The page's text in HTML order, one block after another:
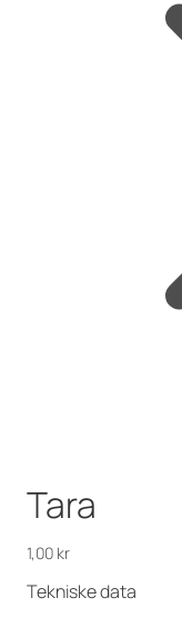
Tara
1,00 kr
Tekniske data